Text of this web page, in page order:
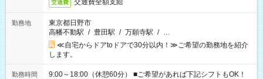
交通費 交通費全額支給
勤務地
東京都日野市
高幡不動駅 / 豊田駅 / 万願寺駅 / …
≪自宅からドアtoドアで30分以内！≫ご希望の勤務地を紹介
します。
勤務時間
9:00～18:00（休憩60分） ■ご希望があれば下記シフトもOK！